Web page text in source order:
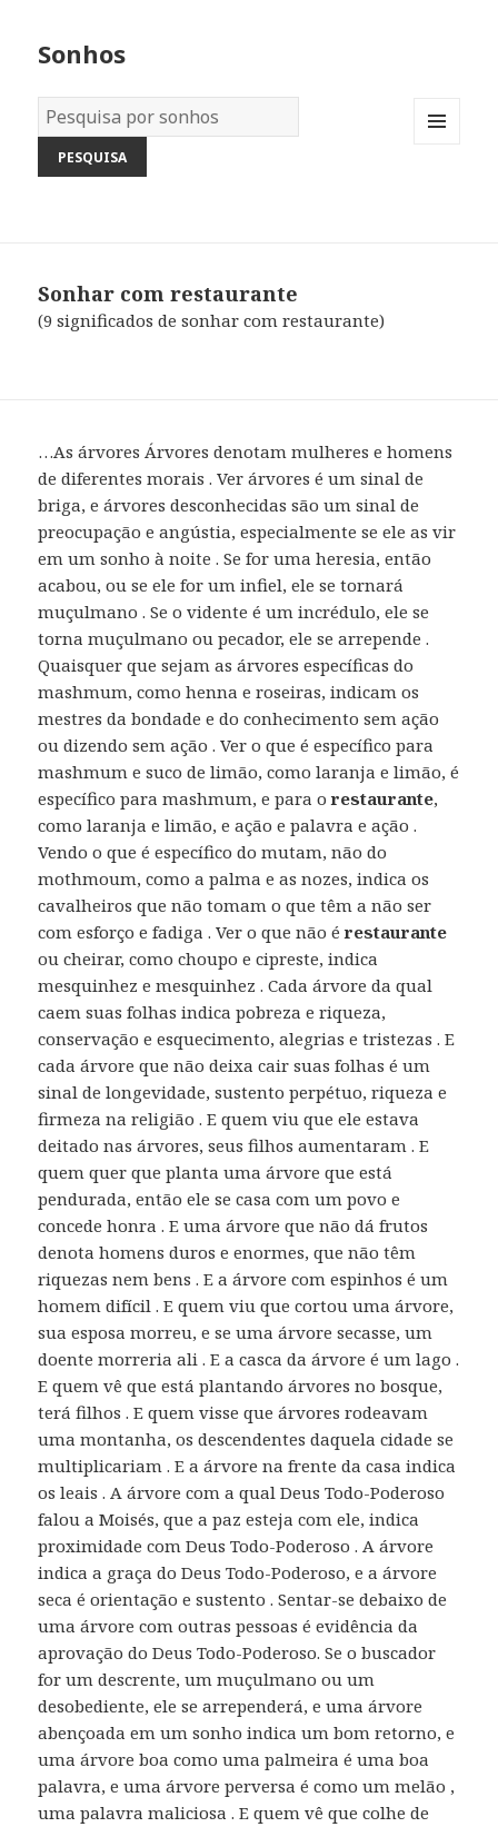
Sonhos
Dicionário
dos
Sonhos:
Sonhar com restaurante
(9 significados de sonhar com restaurante)
…As árvores Árvores denotam mulheres e homens
de diferentes morais . Ver árvores é um sinal de
briga, e árvores desconhecidas são um sinal de
preocupação e angústia, especialmente se ele as vir
em um sonho à noite . Se for uma heresia, então
acabou, ou se ele for um infiel, ele se tornará
muçulmano . Se o vidente é um incrédulo, ele se
torna muçulmano ou pecador, ele se arrepende .
Quaisquer que sejam as árvores específicas do
mashmum, como henna e roseiras, indicam os
mestres da bondade e do conhecimento sem ação
ou dizendo sem ação . Ver o que é específico para
mashmum e suco de limão, como laranja e limão, é
específico para mashmum, e para orestaurante,
como laranja e limão, e ação e palavra e ação .
Vendo o que é específico do mutam, não do
mothmoum, como a palma e as nozes, indica os
cavalheiros que não tomam o que têm a não ser
com esforço e fadiga . Ver o que não érestaurante
ou cheirar, como choupo e cipreste, indica
mesquinhez e mesquinhez . Cada árvore da qual
caem suas folhas indica pobreza e riqueza,
conservação e esquecimento, alegrias e tristezas . E
cada árvore que não deixa cair suas folhas é um
sinal de longevidade, sustento perpétuo, riqueza e
firmeza na religião . E quem viu que ele estava
deitado nas árvores, seus filhos aumentaram . E
quem quer que planta uma árvore que está
pendurada, então ele se casa com um povo e
concede honra . E uma árvore que não dá frutos
denota homens duros e enormes, que não têm
riquezas nem bens . E a árvore com espinhos é um
homem difícil . E quem viu que cortou uma árvore,
sua esposa morreu, e se uma árvore secasse, um
doente morreria ali . E a casca da árvore é um lago .
E quem vê que está plantando árvores no bosque,
terá filhos . E quem visse que árvores rodeavam
uma montanha, os descendentes daquela cidade se
multiplicariam . E a árvore na frente da casa indica
os leais . A árvore com a qual Deus Todo-Poderoso
falou a Moisés, que a paz esteja com ele, indica
proximidade com Deus Todo-Poderoso . A árvore
indica a graça do Deus Todo-Poderoso, e a árvore
seca é orientação e sustento . Sentar-se debaixo de
uma árvore com outras pessoas é evidência da
aprovação do Deus Todo-Poderoso. Se o buscador
for um descrente, um muçulmano ou um
desobediente, ele se arrependerá, e uma árvore
abençoada em um sonho indica um bom retorno, e
uma árvore boa como uma palmeira é uma boa
palavra, e uma árvore perversa é como um melão ,
uma palavra maliciosa . E quem vê que colhe de